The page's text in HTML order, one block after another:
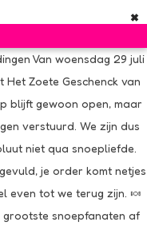
×
Van woensdag 29 juli
Zoete Geschenck van
blijft gewoon open, maar
verstuurd. We zijn dus
niet qua snoepliefde.
je order komt netjes
even tot we terug zijn. 🍬
snoepfanaten af